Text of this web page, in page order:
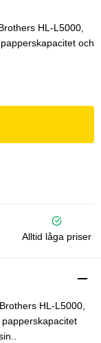
HL-L5000,
och
Alltid låga priser
HL-L5000,